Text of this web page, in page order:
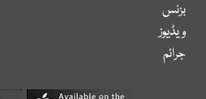
بزنس
ویڈیوز
جرائم